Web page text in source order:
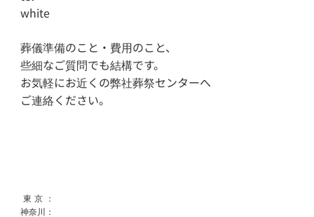
葬儀準備のこと・費用のこと、
些細なご質問でも結構です。
お気軽にお近くの弊社葬祭センターへ
ご連絡ください。
東京 ：
神奈川：